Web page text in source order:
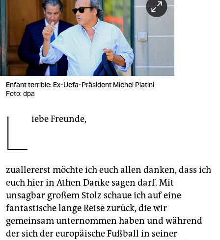
wahrheit
verlag
verlag
veranstaltungen
shop
fragen & hilfe
abo
genossenschaft
epaper login
Enfant terrible: Ex-Uefa-Präsident Michel Platini
Foto: dpa
L iebe Freunde,
zuallererst möchte ich euch allen danken, dass ich
euch hier in Athen Danke sagen darf. Mit
unsagbar großem Stolz schaue ich auf eine
fantastische lange Reise zurück, die wir
gemeinsam unternommen haben und während
der sich der europäische Fußball in seiner